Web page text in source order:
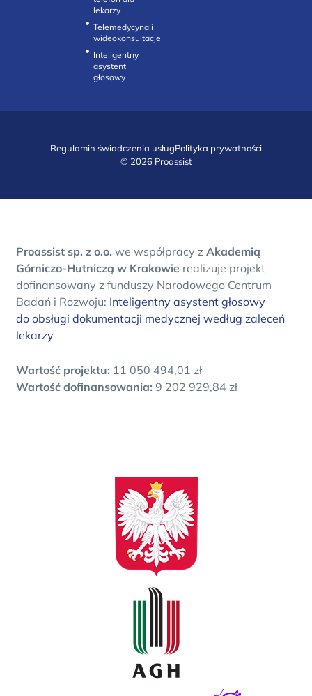
lekarzy
Telemedycyna i
wideokonsultacje‎
Inteligentny
asystent
głosowy
Regulamin świadczenia usługPolityka prywatności
© 2026 Proassist
Proassist sp. z o.o. we współpracy z Akademią
Górniczo-Hutniczą w Krakowie realizuje projekt
dofinansowany z funduszy Narodowego Centrum
Badań i Rozwoju: Inteligentny asystent głosowy
do obsługi dokumentacji medycznej według zaleceń
lekarzy
Wartość projektu: 11 050 494,01 zł
Wartość dofinansowania: 9 202 929,84 zł